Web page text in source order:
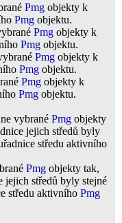
Pmg objekty k
Pmg objektu.
Pmg objekty k
Pmg objektu.
Pmg objekty k
Pmg objektu.
Pmg objekty k
Pmg objektu.
vybrané Pmg objekty
jejich středů byly
středu aktivního
Pmg objekty tak,
jejich středů byly stejné
středu aktivního Pmg